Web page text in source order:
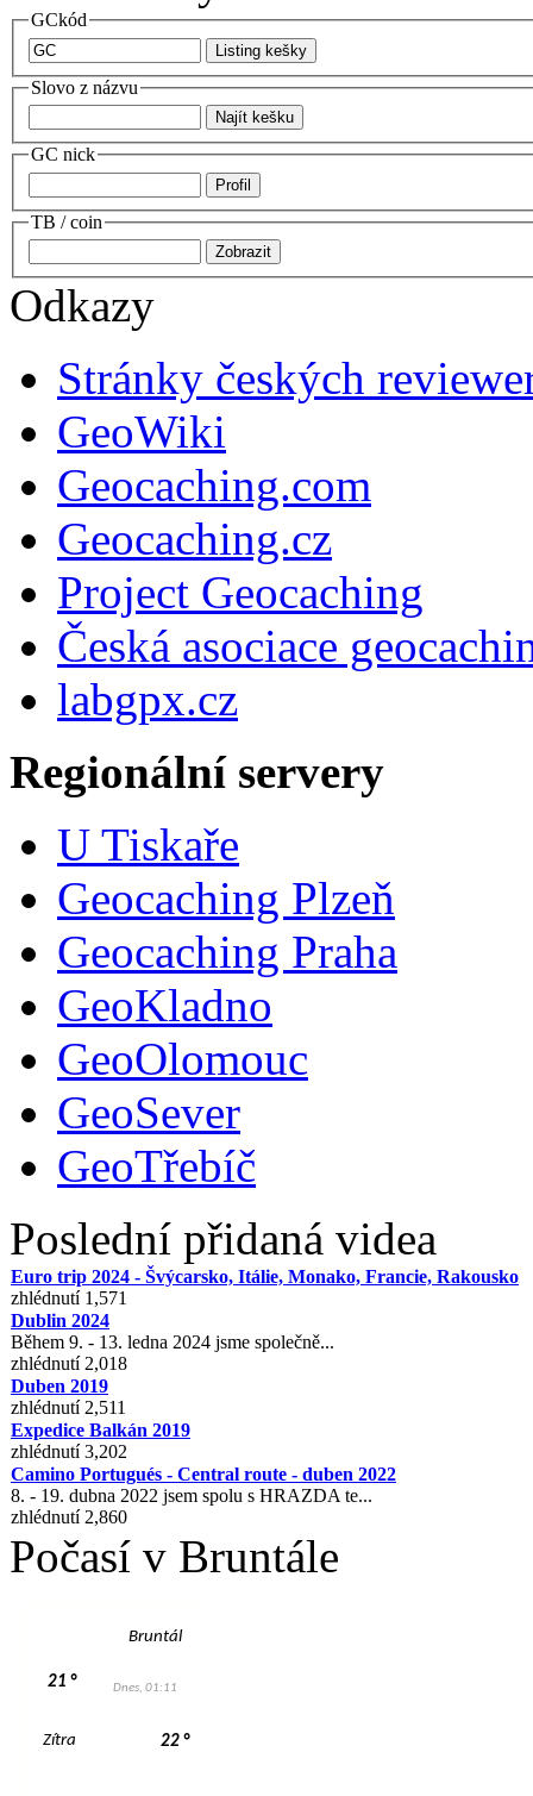
GCkód
Slovo z názvu
GC nick
TB / coin
Odkazy
Stránky českých
GeoWiki
Geocaching.com
Geocaching.cz
Project Geocaching
Česká asociace
labgpx.cz
Regionální servery
U Tiskaře
Geocaching Plzeň
Geocaching Praha
GeoKladno
GeoOlomouc
GeoSever
GeoTřebíč
Poslední přidaná videa
Euro trip 2024 - Švýcarsko, Itálie, Monako, Francie, Rakousko
zhlédnutí 1,571
Dublin 2024
Během 9. - 13. ledna 2024 jsme společně...
zhlédnutí 2,018
Duben 2019
zhlédnutí 2,511
Expedice Balkán 2019
zhlédnutí 3,202
Camino Portugués - Central route - duben 2022
8. - 19. dubna 2022 jsem spolu s HRAZDA te...
zhlédnutí 2,860
Počasí v Bruntále